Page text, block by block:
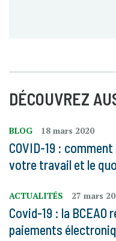
DÉCOUVREZ
BLOG 18 mars 2020
COVID-19 :
votre travail et le
ACTUALITÉS 27 mars
Covid-19 : la BCEAO
paiements